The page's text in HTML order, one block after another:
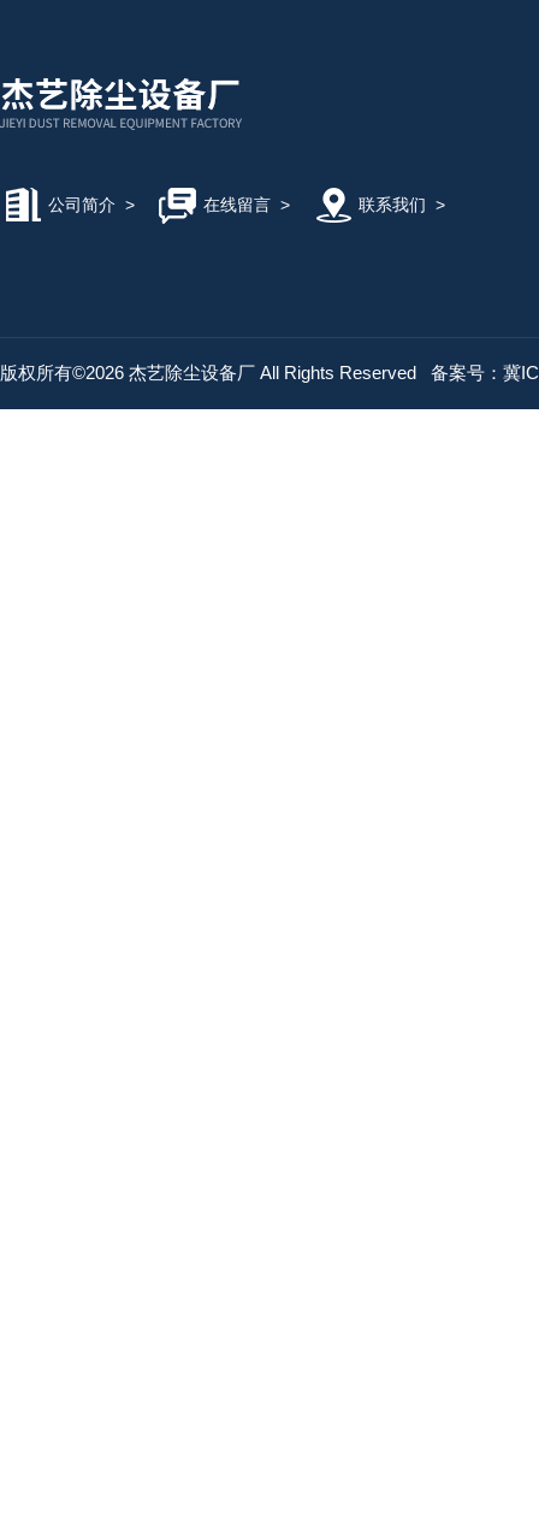
公司简介 > 在线留言> 联系我们 >
版权所有©2026 杰艺除尘设备厂 All Rights Reserved 备案号：冀